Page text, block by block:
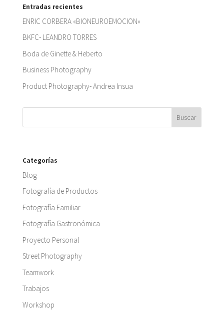
Entradas recientes
ENRIC CORBERA «BIONEUROEMOCION»
BKFC- LEANDRO TORRES
Boda de Ginette & Heberto
Business Photography
Product Photography- Andrea Insua
Categorías
Blog
Fotografía de Productos
Fotografía Familiar
Fotografía Gastronómica
Proyecto Personal
Street Photography
Teamwork
Trabajos
Workshop